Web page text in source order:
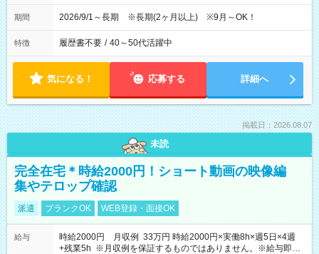
期間 2026/9/1～長期 ※長期(2ヶ月以上) ※9月～OK！
特徴 履歴書不要 / 40～50代活躍中
気になる！ 応募する 詳細へ
掲載日：2026.08.07
未読
完全在宅＊時給2000円！ショート動画の映像編
集やテロップ確認
派遣 ブランクOK WEB登録・面接OK
給与
時給2000円 月収例 33万円 時給2000円×実働8h×週5日×4週
+残業5h ※月収例を保証するものではありません。※給与即受